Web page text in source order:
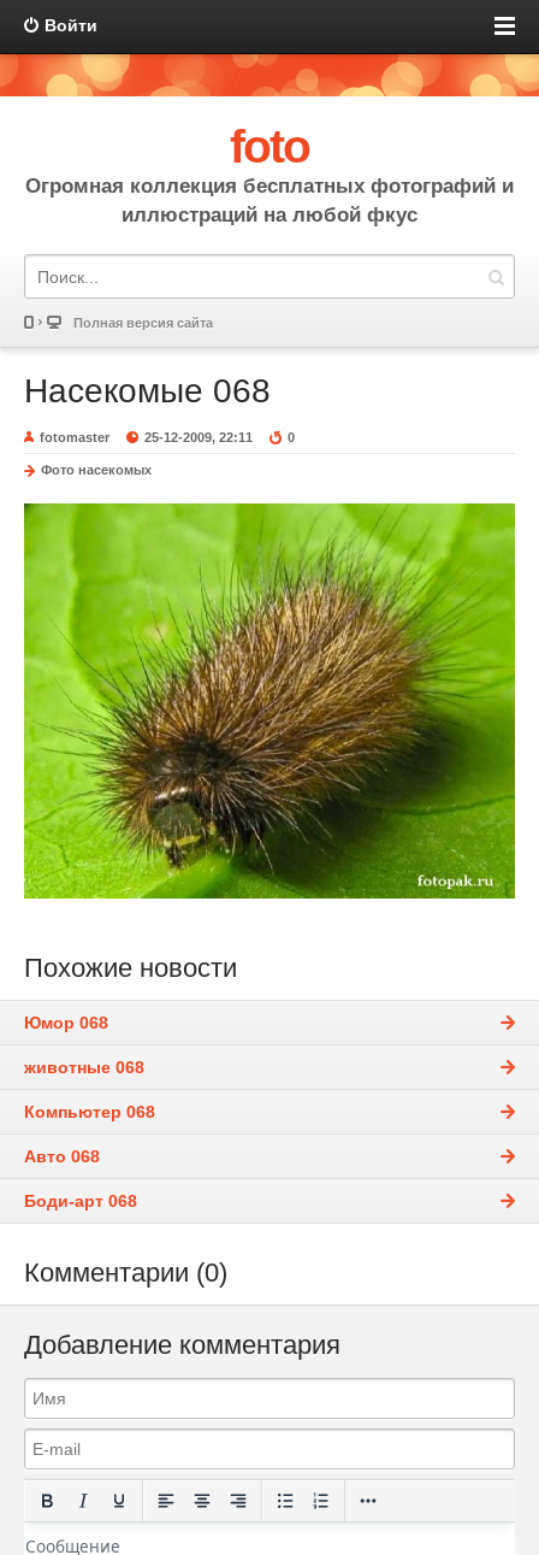
Войти
foto
Огромная коллекция бесплатных фотографий и
иллюстраций на любой фкус
Полная версия сайта
Насекомые 068
fotomaster 25-12-2009, 22:11 0
Фото насекомых
Похожие новости
Юмор 068
животные 068
Компьютер 068
Авто 068
Боди-арт 068
Комментарии (0)
Добавление комментария